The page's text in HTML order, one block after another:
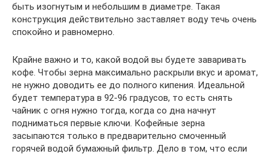
быть изогнутым и небольшим в диаметре. Такая
конструкция действительно заставляет воду течь очень
спокойно и равномерно.
Крайне важно и то, какой водой вы будете заваривать
кофе. Чтобы зерна максимально раскрыли вкус и аромат,
не нужно доводить ее до полного кипения. Идеальной
будет температура в 92-96 градусов, то есть снять
чайник с огня нужно тогда, когда со дна начнут
подниматься первые ключи. Кофейные зерна
засыпаются только в предварительно смоченный
горячей водой бумажный фильтр. Дело в том, что если